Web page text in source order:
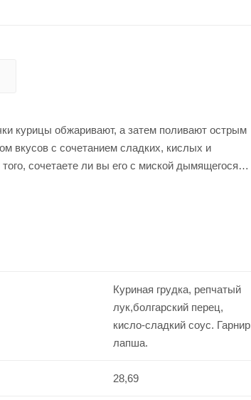
курицы обжаривают, а затем поливают острым
вкусов с сочетанием сладких, кислых и
сочетаете ли вы его с миской дымящегося
Куриная грудка, репчатый
лук,болгарский перец,
кисло-сладкий соус. Гарнир
лапша.
28,69